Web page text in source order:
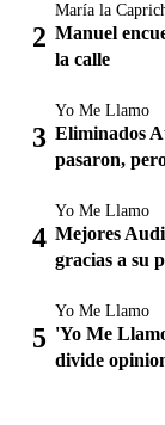
María la
Manuel
la calle
Yo Me Llamo
Eliminados
pasaron,
Yo Me Llamo
Mejores
gracias a su
Yo Me Llamo
'Yo Me
divide